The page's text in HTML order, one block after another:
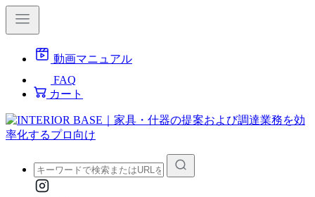
動画マニュアル
FAQ
カート